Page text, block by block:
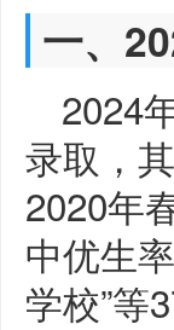
一、
2024
录取，
2020年
中优生
学校”等